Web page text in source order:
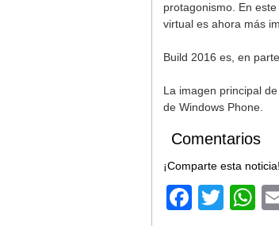
protagonismo. En
virtual es ahora más
Build 2016 es, en
La imagen principal
de Windows Phone.
Comentarios
¡Comparte esta noticia!